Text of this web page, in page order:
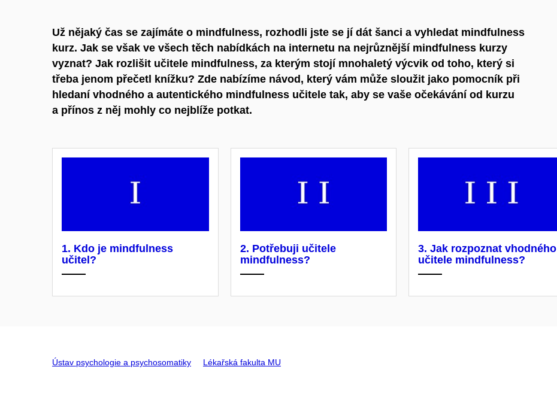
Už nějaký čas se zajímáte o mindfulness, rozhodli jste se jí dát šanci a vyhledat mindfulness
kurz. Jak se však ve všech těch nabídkách na internetu na nejrůznější mindfulness kurzy
vyznat? Jak rozlišit učitele mindfulness, za kterým stojí mnohaletý výcvik od toho, který si
třeba jenom přečetl knížku? Zde nabízíme návod, který vám může sloužit jako pomocník při
hledaní vhodného a autentického mindfulness učitele tak, aby se vaše očekávání od kurzu
a přínos z něj mohly co nejblíže potkat.
1. Kdo je mindfulness
učitel?
2. Potřebuji učitele
mindfulness?
3. Jak rozpoznat vhodného
učitele mindfulness?
Ústav psychologie a psychosomatiky Lékařská fakulta MU